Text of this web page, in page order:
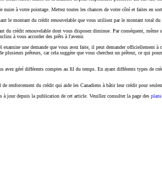
à votre pointage. Mettez toutes les chances de votre côté et faites en
le montant du crédit renouvelable que vous utilisez par le montant total
du crédit renouvelable dont vous disposez diminue. Par conséquent,
à vous accorder des prêts à l'avenir.
une demande que vous avez faite, il peut demander officiellement
prêteurs, car cela suggère que vous cherchez un prêteur, ce qui
géré différents comptes au fil du temps. En ayant différents types de
renforcement du crédit qui aide les Canadiens à bâtir leur crédit pour
à jour depuis la publication de cet article. Veuillez consulter la page des